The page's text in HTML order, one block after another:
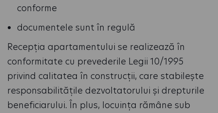
conforme
documentele sunt în regulă
Recepția apartamentului se realizează în
conformitate cu prevederile Legii 10/1995
privind calitatea în construcții, care stabilește
responsabilitățile dezvoltatorului și drepturile
beneficiarului. În plus, locuința rămâne sub